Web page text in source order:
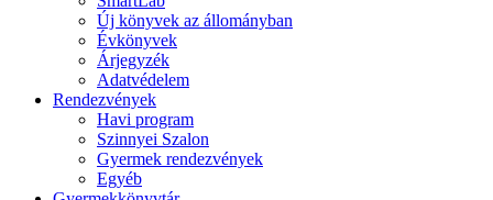
Új könyvek az állományban
Évkönyvek
Árjegyzék
Adatvédelem
Rendezvények
Havi program
Szinnyei Szalon
Gyermek rendezvények
Egyéb